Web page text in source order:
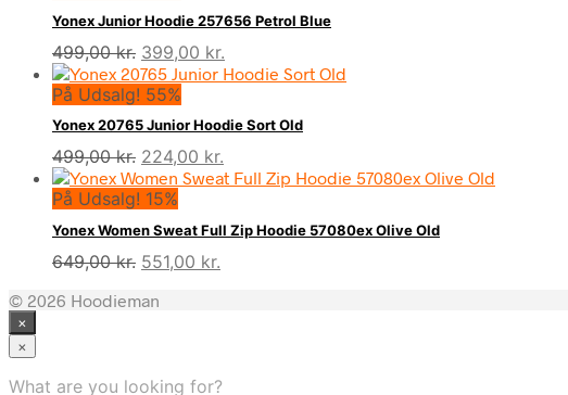
var:
649,00 kr..
er:
551,00 kr..
Yonex Junior Hoodie 257656 Petrol Blue
499,00kr. Den
oprindelige
pris
var:
499,00 kr..
399,00 kr.
aktuelle
er:
399,00 kr..
På Udsalg! 55%
Yonex 20765 Junior Hoodie Sort Old
499,00kr. Den
oprindelige
pris
var:
499,00 kr..
224,00 kr.
aktuelle
er:
224,00 kr..
På Udsalg! 15%
Yonex Women Sweat Full Zip Hoodie 57080ex Olive Old
649,00kr. Den
pris
551,00 kr.
© 2026 Hoodieman
×
×
What are you looking for?